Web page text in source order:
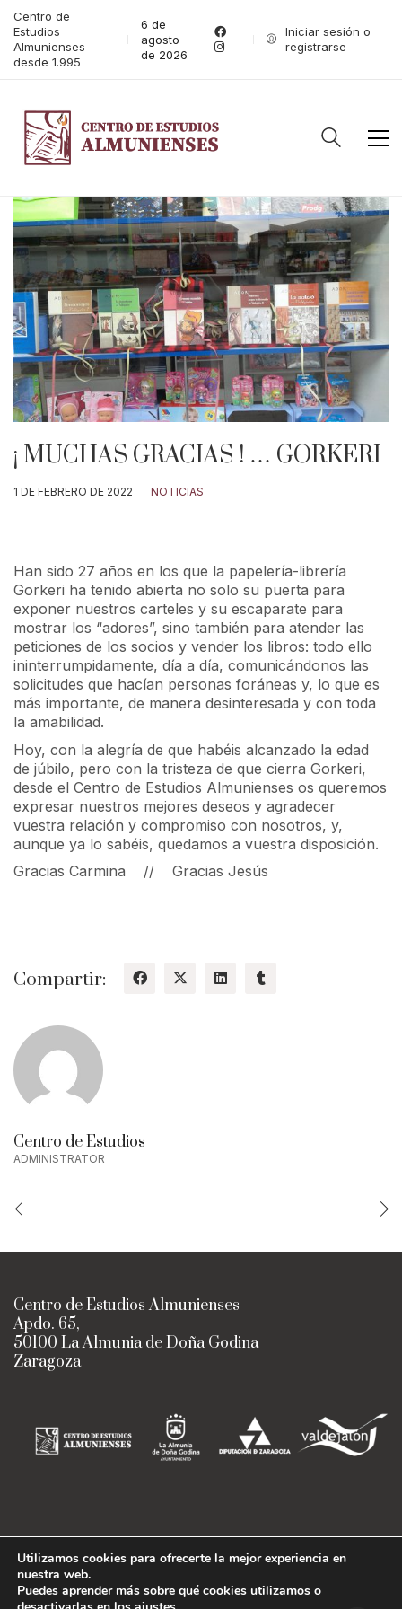
Centro de
Estudios
Almunienses
desde 1.995
6 de
agosto
de 2026
Iniciar sesión o
registrarse
¡ MUCHAS GRACIAS ! … GORKERI
1 DE FEBRERO DE 2022 NOTICIAS
Han sido 27 años en los que la papelería-librería
Gorkeri ha tenido abierta no solo su puerta para
exponer nuestros carteles y su escaparate para
mostrar los “adores”, sino también para atender las
peticiones de los socios y vender los libros: todo ello
ininterrumpidamente, día a día, comunicándonos las
solicitudes que hacían personas foráneas y, lo que es
más importante, de manera desinteresada y con toda
la amabilidad.
Hoy, con la alegría de que habéis alcanzado la edad
de júbilo, pero con la tristeza de que cierra Gorkeri,
desde el Centro de Estudios Almunienses os queremos
expresar nuestros mejores deseos y agradecer
vuestra relación y compromiso con nosotros, y,
aunque ya lo sabéis, quedamos a vuestra disposición.
Gracias Carmina // Gracias Jesús
Compartir:
Centro de Estudios
ADMINISTRATOR
Centro de Estudios Almunienses
Apdo. 65,
50100 La Almunia de Doña Godina
Zaragoza
Centro de Estudios Almunienses
Utilizamos cookies para ofrecerte la mejor experiencia en
nuestra web.
Puedes aprender más sobre qué cookies utilizamos o